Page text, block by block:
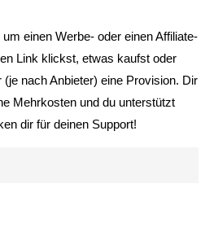
einen Werbe- oder einen Affiliate-
Link klickst, etwas kaufst oder
nach Anbieter) eine Provision. Dir
Mehrkosten und du unterstützt
dir für deinen Support!